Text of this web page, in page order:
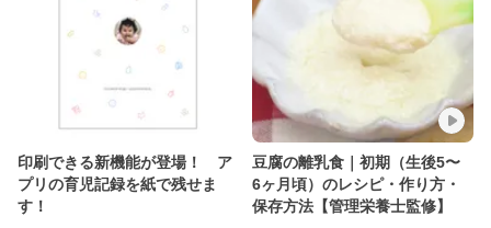
印刷できる新機能が登場！ ア
プリの育児記録を紙で残せま
す！
豆腐の離乳食｜初期（生後5〜
6ヶ月頃）のレシピ・作り方・
保存方法【管理栄養士監修】